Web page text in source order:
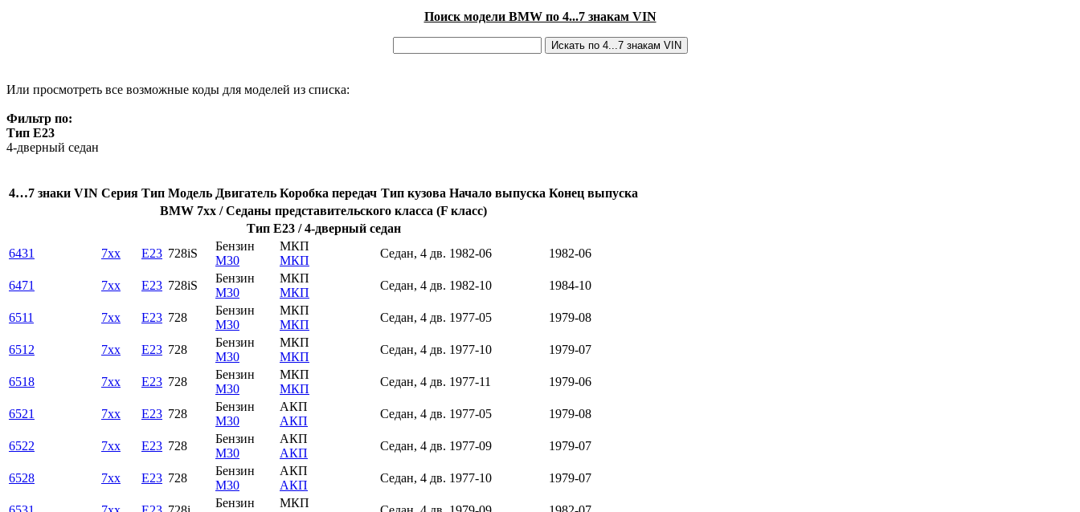
Поиск модели BMW по 4...7 знакам VIN
Или просмотреть все возможные коды для моделей из списка:
Фильтр по:
Тип E23
4-дверный седан
4…7 знаки VIN Серия Тип Модель Двигатель Коробка передач Тип кузова Начало выпуска Конец выпуска
BMW 7xx / Седаны представительского класса (F класс)
Тип E23 / 4-дверный седан
6431
7xx E23 728iS
Бензин
M30
МКП
МКП
Седан, 4 дв. 1982-06 1982-06
6471 7xx E23 728iS
Бензин
M30
МКП
МКП
Седан, 4 дв. 1982-10 1984-10
6511 7xx E23 728
Бензин
M30
МКП
МКП
Седан, 4 дв. 1977-05 1979-08
6512 7xx E23 728
Бензин
M30
МКП
МКП
Седан, 4 дв. 1977-10 1979-07
6518 7xx E23 728
Бензин
M30
МКП
МКП
Седан, 4 дв. 1977-11 1979-06
6521 7xx E23 728
Бензин
M30
АКП
АКП
Седан, 4 дв. 1977-05 1979-08
6522 7xx E23 728
Бензин
M30
АКП
АКП
Седан, 4 дв. 1977-09 1979-07
6528 7xx E23 728
Бензин
M30
АКП
АКП
Седан, 4 дв. 1977-10 1979-07
Бензин
МКП